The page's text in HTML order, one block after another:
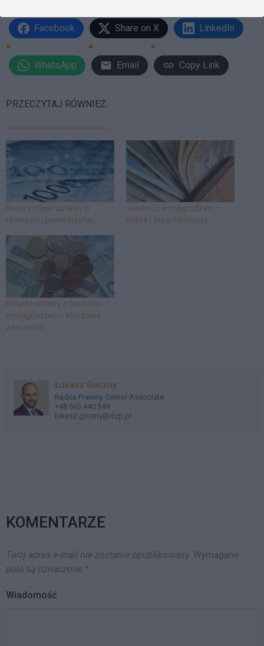
Facebook Share on X LinkedIn
WhatsApp Email Copy Link
PRZECZYTAJ RÓWNIEŻ:
Nowy projekt ustawy o
równości i jawności płac
Jawność wynagrodzeń –
dobra i zła informacja
Projekt ustawy o jawności
wynagrodzeń – kluczowe
założenia
Łukasz Górzny
Radca Prawny, Senior Associate
+48 660 440 349
lukasz.gorzny@dzp.pl
KOMENTARZE
Twój adres e-mail nie zostanie opublikowany. Wymagane
pola są oznaczone *
Wiadomość